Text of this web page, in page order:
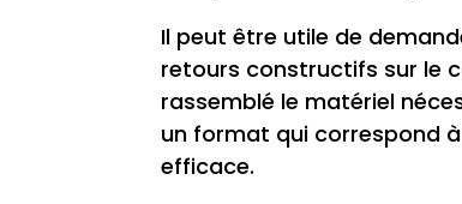
Il peut être utile de
retours constructifs sur le
rassemblé le matériel
un format qui correspond
efficace.